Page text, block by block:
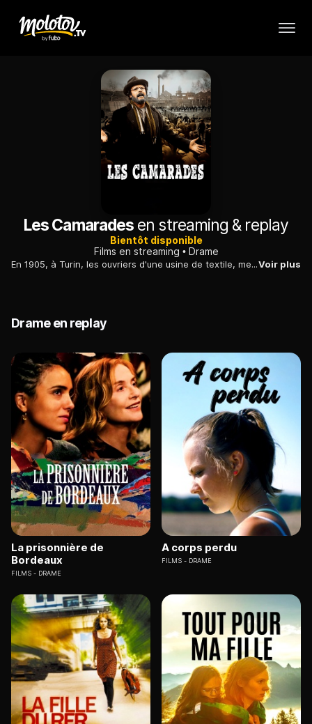
Les Camarades en streaming & replay
Bientôt disponible
Films en streaming
Drame
En 1905, à Turin, les ouvriers d'une usine de textile, menés par un instituteur, s'insurgent contre des conditions de travail de plus en plus pénibles...Voir plus
Drame en replay
La prisonnière de
Bordeaux
FILMS DRAME
A corps perdu
FILMS DRAME